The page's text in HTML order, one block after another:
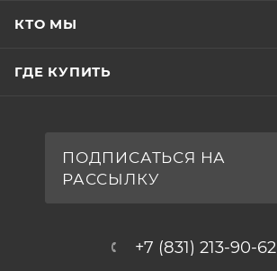
КТО МЫ
ГДЕ КУПИТЬ
ПОДПИСАТЬСЯ НА
РАССЫЛКУ
+7 (831) 213-90-62